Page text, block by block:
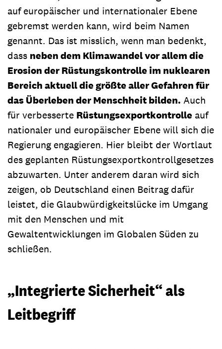
auf europäischer und internationaler Ebene
gebremst werden kann, wird beim Namen
genannt. Das ist misslich, wenn man bedenkt,
dass neben dem Klimawandel vor allem die
Erosion der Rüstungskontrolle im nuklearen
Bereich aktuell die größte aller Gefahren für
das Überleben der Menschheit bilden. Auch
für verbesserte Rüstungsexportkontrolle auf
nationaler und europäischer Ebene will sich die
Regierung engagieren. Hier bleibt der Wortlaut
des geplanten Rüstungsexportkontrollgesetzes
abzuwarten. Unter anderem daran wird sich
zeigen, ob Deutschland einen Beitrag dafür
leistet, die Glaubwürdigkeitslücke im Umgang
mit den Menschen und mit
Gewaltentwicklungen im Globalen Süden zu
schließen.
„Integrierte Sicherheit“ als
Leitbegriff